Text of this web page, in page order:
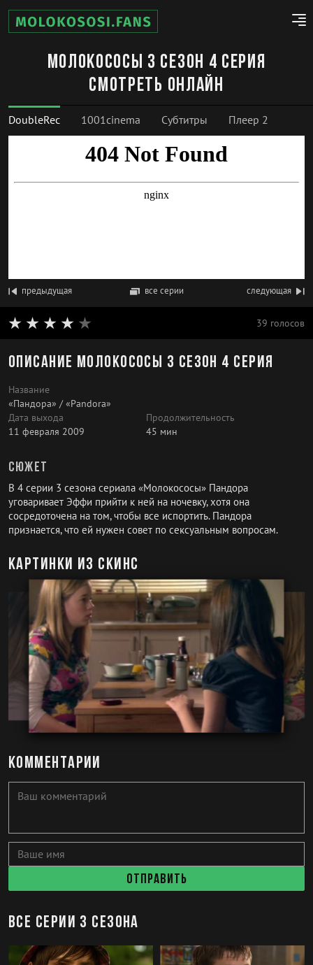
Молокососы 3 сезон 4 серия
смотреть онлайн
DoubleRec 1001cinema Субтитры Плеер 2
предыдущая все серии следующая
39 голосов
Описание Молокососы 3 сезон 4 серия
Название
«Пандора» / «Pandora»
Дата выхода
11 февраля 2009
Продолжительность
45 мин
Сюжет
В 4 серии 3 сезона сериала «Молокососы» Пандора
уговаривает Эффи прийти к ней на ночевку, хотя она
сосредоточена на том, чтобы все испортить. Пандора
признается, что ей нужен совет по сексуальным вопросам.
Картинки из скинс
Комментарии
Отправить
Все серии 3 сезона